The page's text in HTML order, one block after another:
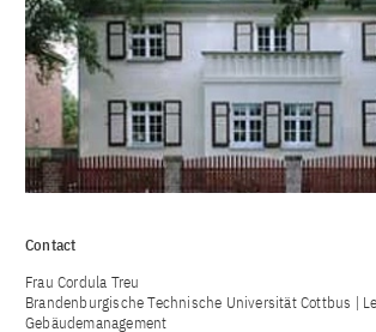
Contact
Frau Cordula Treu
Brandenburgische Technische Universität Cottbus |
Gebäudemanagement